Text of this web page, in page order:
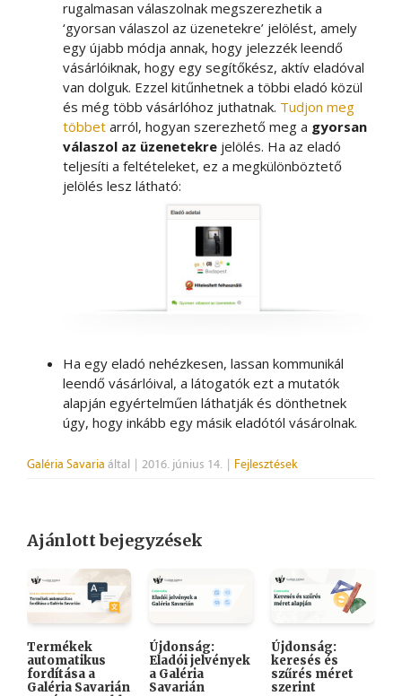
rugalmasan válaszolnak megszerezhetik a
‘gyorsan válaszol az üzenetekre’ jelölést, amely
egy újabb módja annak, hogy jelezzék leendő
vásárlóiknak, hogy egy segítőkész, aktív eladóval
van dolguk. Ezzel kitűnhetnek a többi eladó közül
és még több vásárlóhoz juthatnak. Tudjon meg
többet arról, hogyan szerezhető meg a gyorsan
válaszol az üzenetekre jelölés. Ha az eladó
teljesíti a feltételeket, ez a megkülönböztető
jelölés lesz látható:
Ha egy eladó nehézkesen, lassan kommunikál
leendő vásárlóival, a látogatók ezt a mutatók
alapján egyértelműen láthatják és dönthetnek
úgy, hogy inkább egy másik eladótól vásárolnak.
Galéria Savaria által | 2016. június 14. | Fejlesztések
Ajánlott bejegyzések
Termékek
automatikus
fordítása a
Galéria Savarián
Újdonság:
Eladói jelvények
a Galéria
Savarián
Újdonság:
keresés és
szűrés méret
szerint